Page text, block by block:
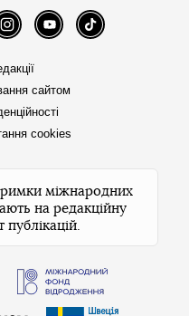
InstagramYouTube TikTok
сайтом
cookies
міжнародних
на редакційну
публікацій.